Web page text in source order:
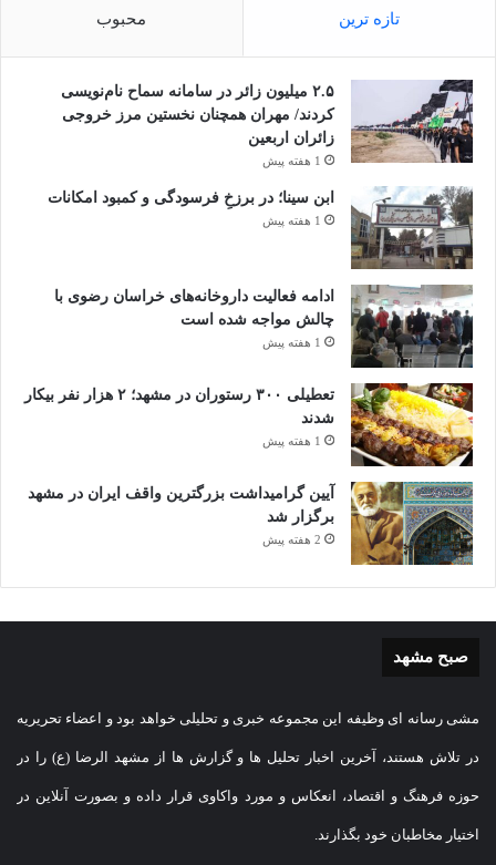
تازه ترین محبوب
۲.۵ میلیون زائر در سامانه سماح نام‌نویسی
کردند/ مهران همچنان نخستین مرز خروجی
زائران اربعین
1 هفته پیش
ابن سینا؛ در برزخِ فرسودگی و کمبود امکانات
1 هفته پیش
ادامه فعالیت داروخانه‌های خراسان رضوی با
چالش مواجه شده است
1 هفته پیش
تعطیلی ۳۰۰ رستوران در مشهد؛ ۲ هزار نفر بیکار
شدند
1 هفته پیش
آیین گرامیداشت بزرگترین واقف ایران در مشهد
برگزار شد
2 هفته پیش
صبح مشهد
مشی رسانه ای وظیفه این مجموعه خبری و تحلیلی خواهد بود و اعضاء تحریریه
در تلاش هستند، آخرین اخبار تحلیل ها و گزارش ها از مشهد الرضا (ع) را در
حوزه فرهنگ و اقتصاد، انعکاس و مورد واکاوی قرار داده و بصورت آنلاین در
اختیار مخاطبان خود بگذارند.